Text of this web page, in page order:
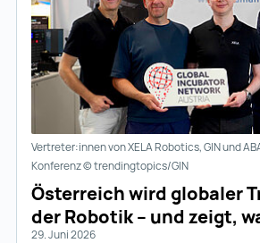
Vertreter:innen von XELA Robotics, GIN und
Konferenz © trendingtopics/GIN
Österreich wird globaler
der Robotik – und zeigt,
29. Juni 2026